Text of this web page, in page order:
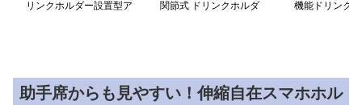
リンクホルダー設置型ア
関節式 ドリンクホルダ
機能ドリンク
助手席からも見やすい！伸縮自在スマホホル